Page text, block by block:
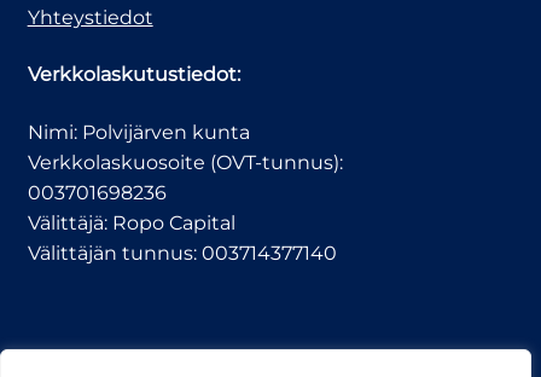
Yhteystiedot
Verkkolaskutustiedot:
Nimi: Polvijärven kunta
Verkkolaskuosoite (OVT-tunnus):
003701698236
Välittäjä: Ropo Capital
Välittäjän tunnus: 003714377140